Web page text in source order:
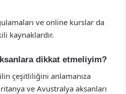
ve online kurslar da
kaynaklardır.
dikkat etmeliyim?
çeşitliliğini anlamanıza
ve Avustralya aksanları